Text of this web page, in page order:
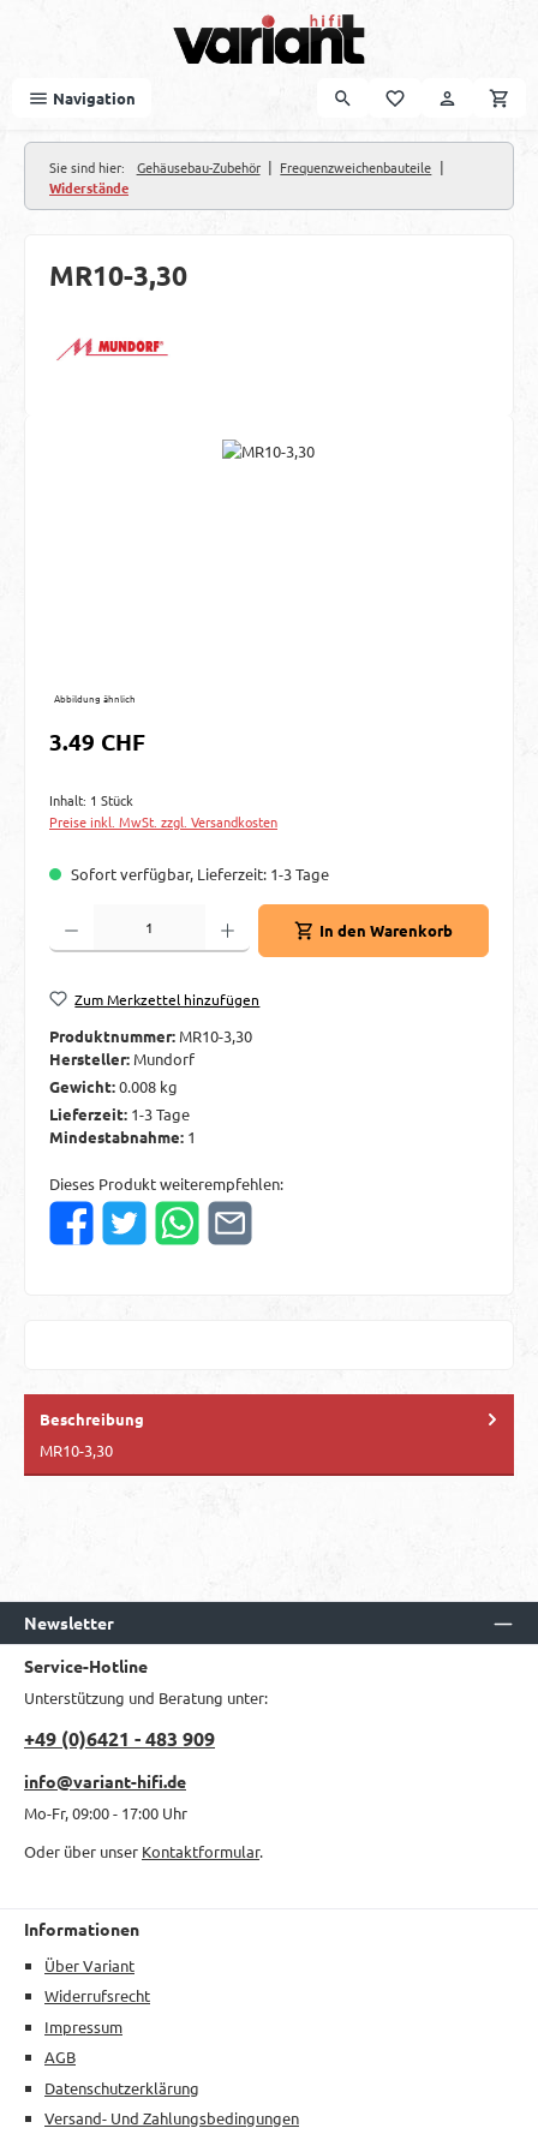
Navigation
Sie sind hier: Gehäusebau-Zubehör | Frequenzweichenbauteile |
Widerstände
MR10-3,30
Bildergalerie überspringen
Abbildung ähnlich
Regulärer Preis:
3.49 CHF
Inhalt: 1 Stück
Preise inkl. MwSt. zzgl. Versandkosten
Sofort verfügbar, Lieferzeit: 1-3 Tage
Produkt Anzahl: Gib den gewünschten Wert ein oder benutze die Schaltflächen
In den Warenkorb
Zum Merkzettel hinzufügen
Produktnummer: MR10-3,30
Hersteller: Mundorf
Gewicht:0.008 kg
Lieferzeit: 1-3 Tage
Mindestabnahme: 1
Dieses Produkt weiterempfehlen:
Beschreibung
MR10-3,30
Newsletter
Service-Hotline
Unterstützung und Beratung unter:
+49 (0)6421 - 483 909
info@variant-hifi.de
Mo-Fr, 09:00 - 17:00 Uhr
Oder über unser Kontaktformular.
Informationen
Über Variant
Widerrufsrecht
Impressum
AGB
Datenschutzerklärung
Versand- Und Zahlungsbedingungen